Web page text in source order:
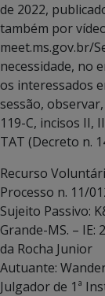
de 2022,
também por
meet.ms.gov.br/
necessidade, no
os interessados
sessão,
119-C, incisos II,
TAT (Decreto n.
Recurso
Processo n. 11/
Sujeito Passivo:
Grande-MS. – IE:
da Rocha Junior
Autuante:
Julgador de 1ª